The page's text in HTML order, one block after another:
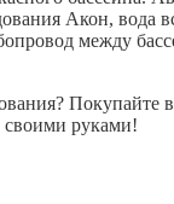
Акон, вода
между
своими руками!